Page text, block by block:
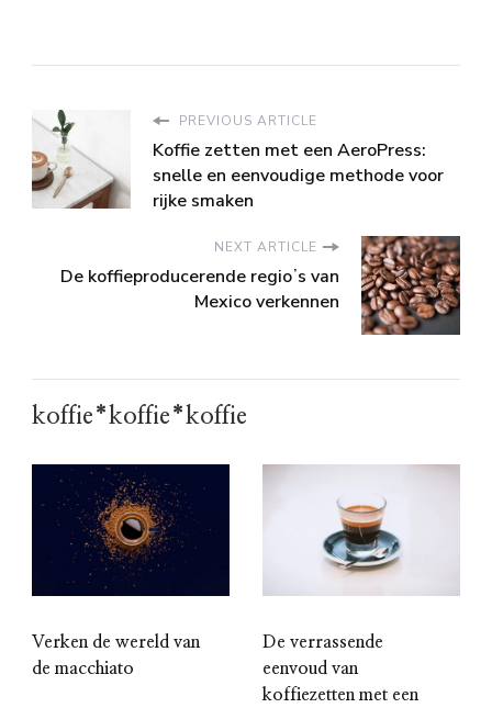
PREVIOUS ARTICLE
Koffie zetten met een AeroPress:
snelle en eenvoudige methode voor
rijke smaken
NEXT ARTICLE
De koffieproducerende regioʼs van
Mexico verkennen
koffie*koffie*koffie
Verken de wereld van
de macchiato
De verrassende
eenvoud van
koffiezetten met een